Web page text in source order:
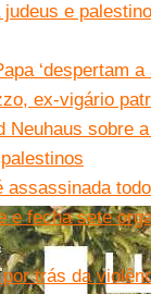
e
‘despertam
ex-vigário
Neuhaus sobre
assassinada
e fecha sete
trás da